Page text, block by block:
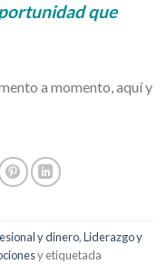
que
a momento, aquí y
y dinero,Liderazgo y
y etiquetada